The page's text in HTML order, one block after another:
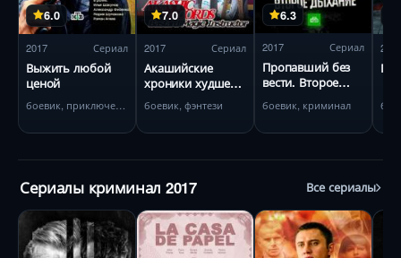
6.0
2017 Сериал
Выжить любой
ценой
боевик, приключения
7.0
2017 Сериал
Акашийские
хроники худшего
преподавателя
магии
боевик, фэнтези
6.3
2017 Сериал
Пропавший без
вести. Второе
боевик, криминал
2017
Сериалы криминал 2017 Все сериалы